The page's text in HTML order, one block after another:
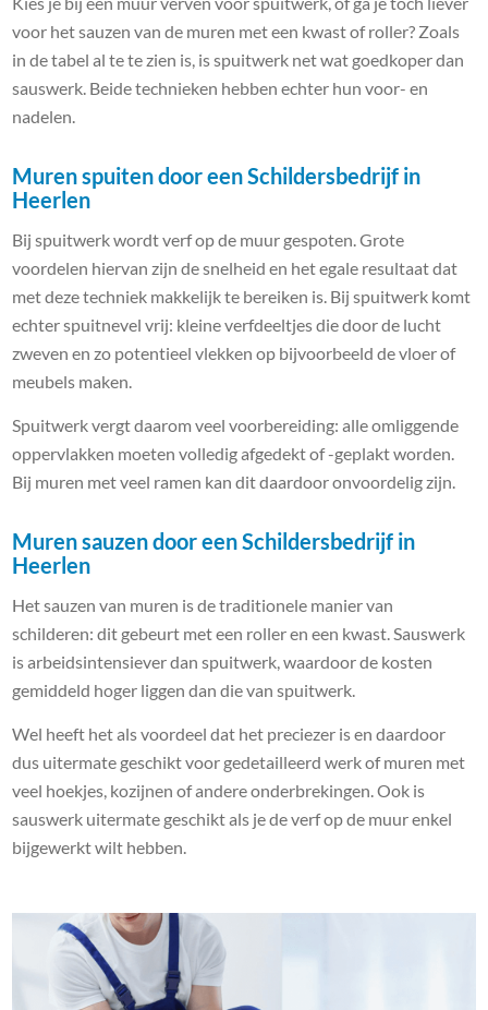
voor het sauzen van de muren met een kwast of roller? Zoals
in de tabel al te te zien is, is spuitwerk net wat goedkoper dan
sauswerk. Beide technieken hebben echter hun voor- en
nadelen.
Muren spuiten door een Schildersbedrijf in
Heerlen
Bij spuitwerk wordt verf op de muur gespoten. Grote
voordelen hiervan zijn de snelheid en het egale resultaat dat
met deze techniek makkelijk te bereiken is. Bij spuitwerk komt
echter spuitnevel vrij: kleine verfdeeltjes die door de lucht
zweven en zo potentieel vlekken op bijvoorbeeld de vloer of
meubels maken.
Spuitwerk vergt daarom veel voorbereiding: alle omliggende
oppervlakken moeten volledig afgedekt of -geplakt worden.
Bij muren met veel ramen kan dit daardoor onvoordelig zijn.
Muren sauzen door een Schildersbedrijf in
Heerlen
Het sauzen van muren is de traditionele manier van
schilderen: dit gebeurt met een roller en een kwast. Sauswerk
is arbeidsintensiever dan spuitwerk, waardoor de kosten
gemiddeld hoger liggen dan die van spuitwerk.
Wel heeft het als voordeel dat het preciezer is en daardoor
dus uitermate geschikt voor gedetailleerd werk of muren met
veel hoekjes, kozijnen of andere onderbrekingen. Ook is
sauswerk uitermate geschikt als je de verf op de muur enkel
bijgewerkt wilt hebben.